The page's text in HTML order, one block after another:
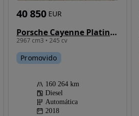
Porsche Cayenne Platinum Edition
2967 cm3 • 245 cv
40 850 EUR
Promovido
160 264 km
Diesel
Automática
2018